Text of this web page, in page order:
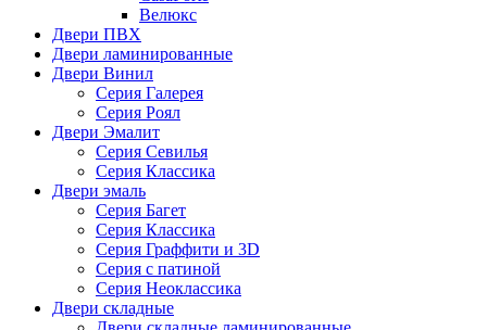
Велюкс
Двери ПВХ
Двери ламинированные
Двери Винил
Серия Галерея
Серия Роял
Двери Эмалит
Серия Севилья
Серия Классика
Двери эмаль
Серия Багет
Серия Классика
Серия Граффити и 3D
Серия с патиной
Серия Неоклассика
Двери складные